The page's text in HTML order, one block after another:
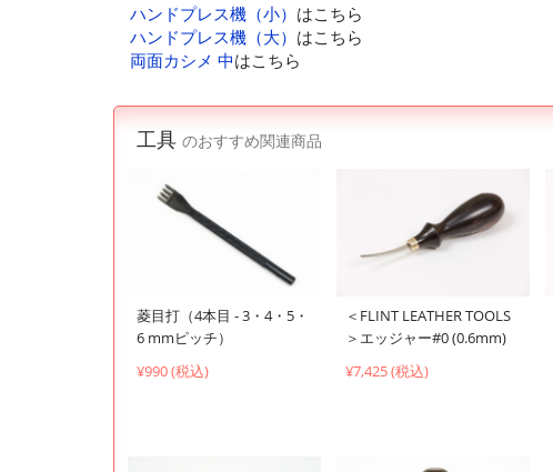
ハンドプレス機（小） はこちら
ハンドプレス機（大） はこちら
両面カシメ 中はこちら
工具 のおすすめ関連商品
菱目打（4本目 - 3・4・5・
6 mmピッチ）
¥990 (税込)
＜FLINT LEATHER TOOLS
＞エッジャー#0 (0.6mm)
¥7,425 (税込)